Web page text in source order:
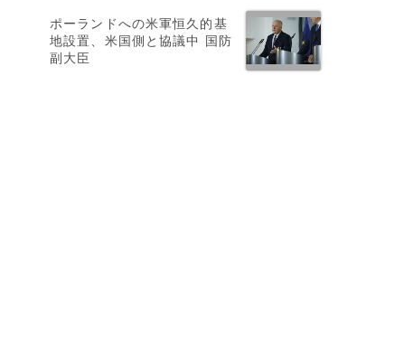
ポーランドへの米軍恒久的基
地設置、米国側と協議中 国防
副大臣